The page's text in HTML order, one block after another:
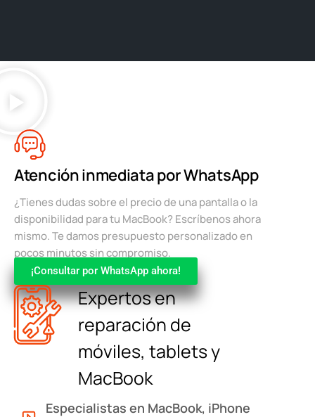
Atención inmediata por WhatsApp
¿Tienes dudas sobre el precio de una pantalla o la
disponibilidad para tu MacBook? Escríbenos ahora
mismo. Te damos presupuesto personalizado en
pocos minutos sin compromiso.
¡Consultar por WhatsApp ahora!
Expertos en
reparación de
móviles, tablets y
MacBook
Especialistas en MacBook, iPhone